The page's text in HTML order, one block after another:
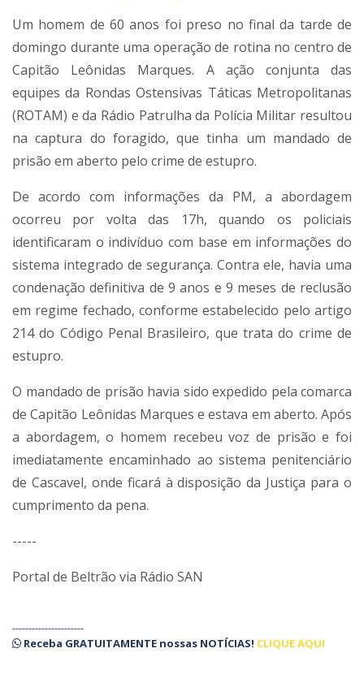
Um homem de 60 anos foi preso no final da tarde de
domingo durante uma operação de rotina no centro de
Capitão Leônidas Marques. A ação conjunta das
equipes da Rondas Ostensivas Táticas Metropolitanas
(ROTAM) e da Rádio Patrulha da Polícia Militar resultou
na captura do foragido, que tinha um mandado de
prisão em aberto pelo crime de estupro.
De acordo com informações da PM, a abordagem
ocorreu por volta das 17h, quando os policiais
identificaram o indivíduo com base em informações do
sistema integrado de segurança. Contra ele, havia uma
condenação definitiva de 9 anos e 9 meses de reclusão
em regime fechado, conforme estabelecido pelo artigo
214 do Código Penal Brasileiro, que trata do crime de
estupro.
O mandado de prisão havia sido expedido pela comarca
de Capitão Leônidas Marques e estava em aberto. Após
a abordagem, o homem recebeu voz de prisão e foi
imediatamente encaminhado ao sistema penitenciário
de Cascavel, onde ficará à disposição da Justiça para o
cumprimento da pena.
-----
Portal de Beltrão via Rádio SAN
----------------------
Receba GRATUITAMENTE nossas NOTÍCIAS! CLIQUE AQUI